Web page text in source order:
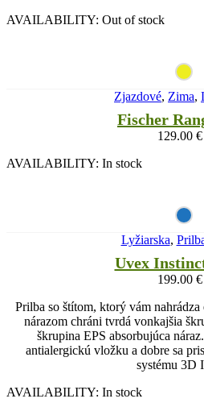
AVAILABILITY: Out of stock
Zjazdové, Zima,
Fischer
129.00 €
AVAILABILITY: In stock
Lyžiarska,
Uvex
199.00 €
Prilba so štítom, ktorý vám
nárazom chráni tvrdá vonkajšia
škrupina EPS absorbujúca
antialergickú vložku a dobre sa
systému 3D
AVAILABILITY: In stock